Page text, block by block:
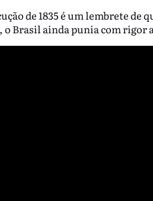
de 1835 é um lembrete de
o Brasil ainda punia com rigor